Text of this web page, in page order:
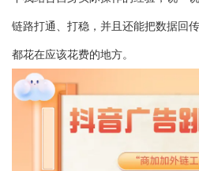
链路打通、打稳，并且还能把数据回
都花在应该花费的地方。